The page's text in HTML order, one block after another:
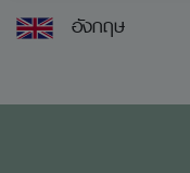
อังกฤษ